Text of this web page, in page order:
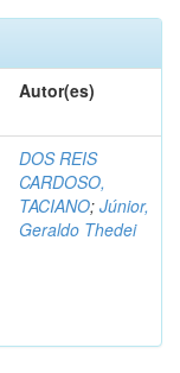
Autor(es)
DOS REIS
CARDOSO,
TACIANO; Júnior,
Geraldo Thedei